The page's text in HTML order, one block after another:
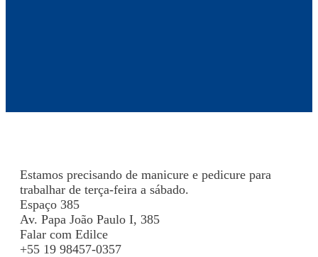
Estamos precisando de manicure e pedicure para
trabalhar de terça-feira a sábado.
Espaço 385
Av. Papa João Paulo I, 385
Falar com Edilce
+55 19 98457-0357